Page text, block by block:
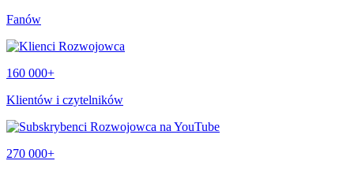
Fanów
160 000+
Klientów i czytelników
270 000+